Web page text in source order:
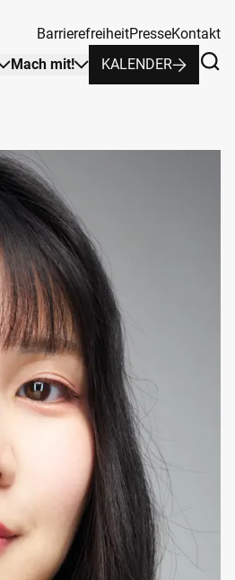
Mach mit! KALENDER
BarrierefreiheitPresseKontakt